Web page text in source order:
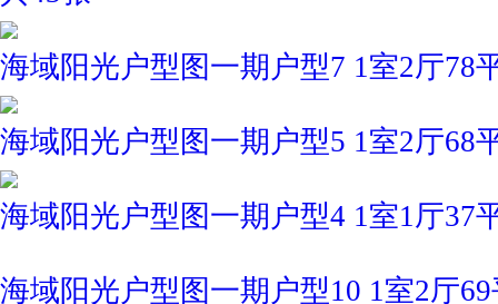
海域阳光户型图一期户型7 1室2厅78
海域阳光户型图一期户型5 1室2厅68
海域阳光户型图一期户型4 1室1厅37
海域阳光户型图一期户型10 1室2厅